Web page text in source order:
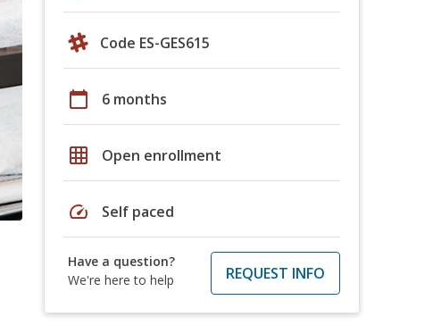
Code ES-GES615
calendar_today 6 months
grid_on Open enrollment
speed Self paced
Have a question?
We're here to help
REQUEST INFO